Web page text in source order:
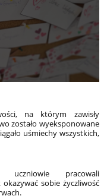
na którym zawisły
zostało wyeksponowane
uśmiechy wszystkich,
pracowali
sobie życzliwość